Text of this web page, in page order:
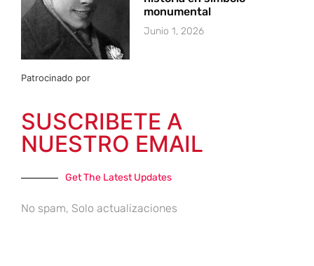
monumental
Junio 1, 2026
Patrocinado por
SUSCRIBETE A
NUESTRO EMAIL
Get The Latest Updates
No spam, Solo actualizaciones